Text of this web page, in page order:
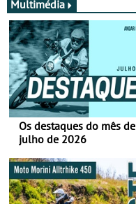
Multimédia
Os destaques do mês de
julho de 2026